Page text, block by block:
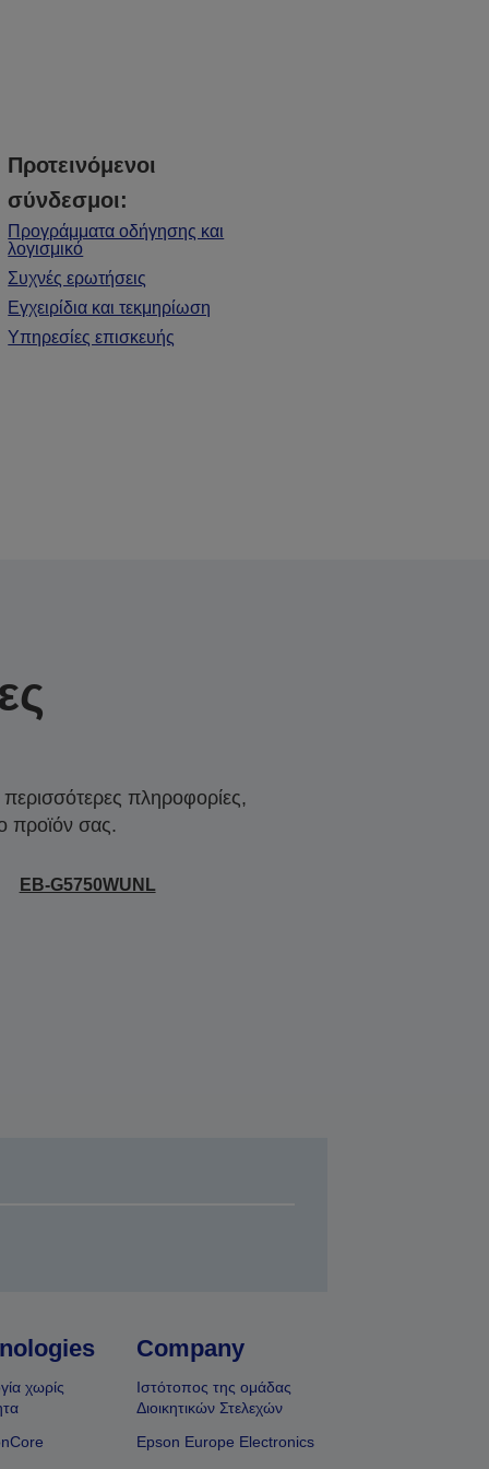
Προτεινόμενοι
σύνδεσμοι:
Προγράμματα οδήγησης και
λογισμικό
Συχνές ερωτήσεις
Εγχειρίδια και τεκμηρίωση
Υπηρεσίες επισκευής
πληροφορίες,
προϊόν σας.
EB-G5750WUNL
χωρίς
Company
Ιστότοπος της ομάδας
Διοικητικών Στελεχών
Epson Europe Electronics